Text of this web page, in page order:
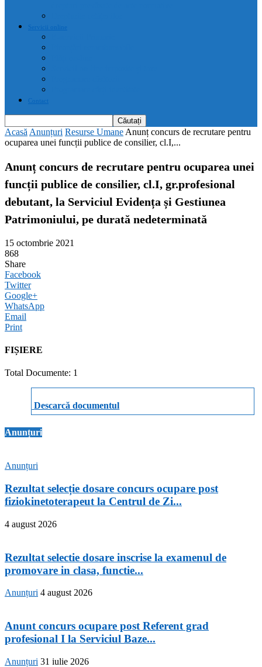
Servicii online
Contact
AcasăAnunțuri Resurse UmaneAnunț concurs de recrutare pentru
ocuparea unei funcții publice de consilier, cl.I,...
Anunț concurs de recrutare pentru ocuparea unei
funcții publice de consilier, cl.I, gr.profesional
debutant, la Serviciul Evidența și Gestiunea
Patrimoniului, pe durată nedeterminată
15 octombrie 2021
868
Share
Facebook
Twitter
Google+
WhatsApp
Email
Print
FIȘIERE
Total Documente: 1
Descarcă documentul
Anunțuri
Anunțuri
Rezultat selecție dosare concurs ocupare post
fiziokinetoterapeut la Centrul de Zi...
4 august 2026
Rezultat selectie dosare inscrise la examenul de
promovare in clasa, functie...
Anunțuri 4 august 2026
Anunt concurs ocupare post Referent grad
profesional I la Serviciul Baze...
Anunțuri 31 iulie 2026